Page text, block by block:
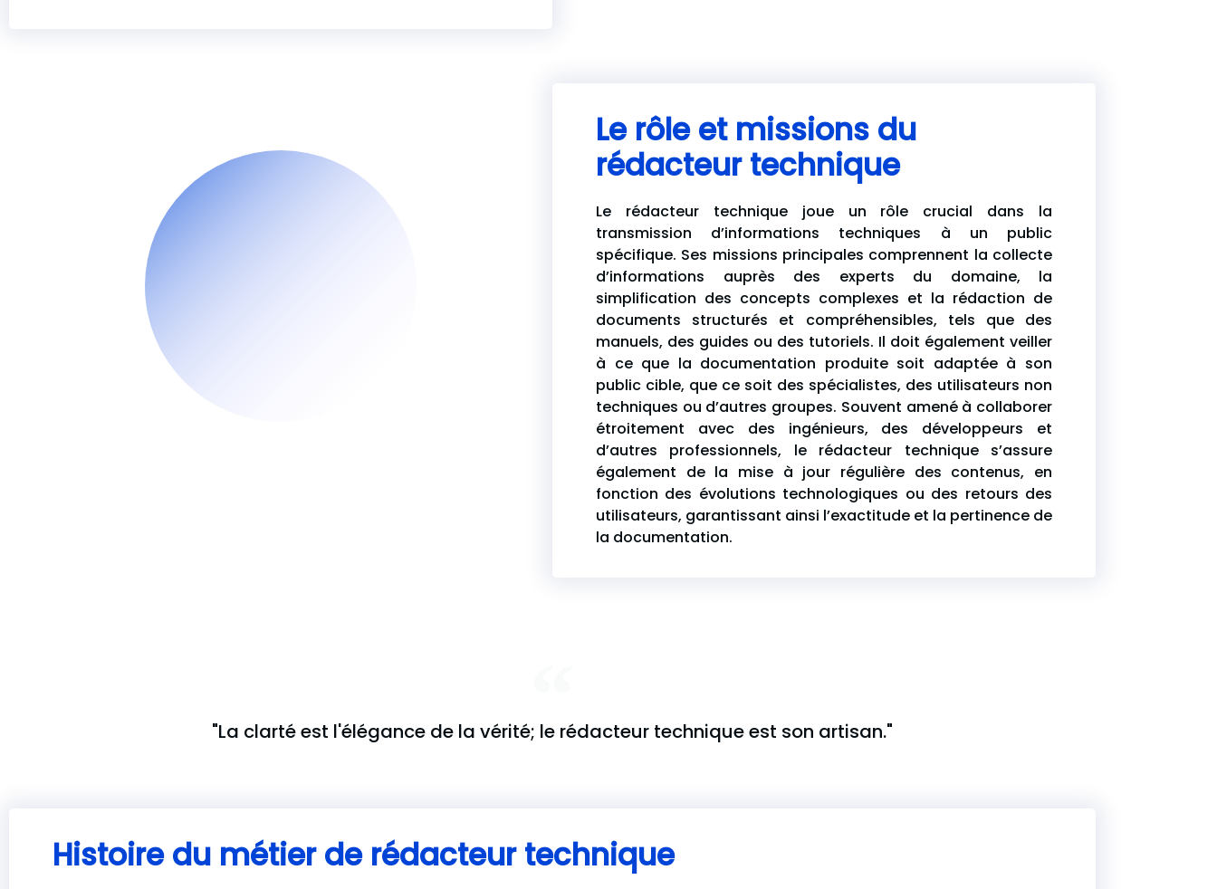
Le rôle et missions du
rédacteur technique
Le rédacteur technique joue un rôle crucial dans la
transmission d’informations techniques à un public
spécifique. Ses missions principales comprennent la collecte
d’informations auprès des experts du domaine, la
simplification des concepts complexes et la rédaction de
documents structurés et compréhensibles, tels que des
manuels, des guides ou des tutoriels. Il doit également veiller
à ce que la documentation produite soit adaptée à son
public cible, que ce soit des spécialistes, des utilisateurs non
techniques ou d’autres groupes. Souvent amené à collaborer
étroitement avec des ingénieurs, des développeurs et
d’autres professionnels, le rédacteur technique s’assure
également de la mise à jour régulière des contenus, en
fonction des évolutions technologiques ou des retours des
utilisateurs, garantissant ainsi l’exactitude et la pertinence de
la documentation.
"La clarté est l'élégance de la vérité; le rédacteur technique est son artisan."
Histoire du métier de rédacteur technique